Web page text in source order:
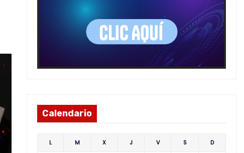
Calendario
L M X J V S D